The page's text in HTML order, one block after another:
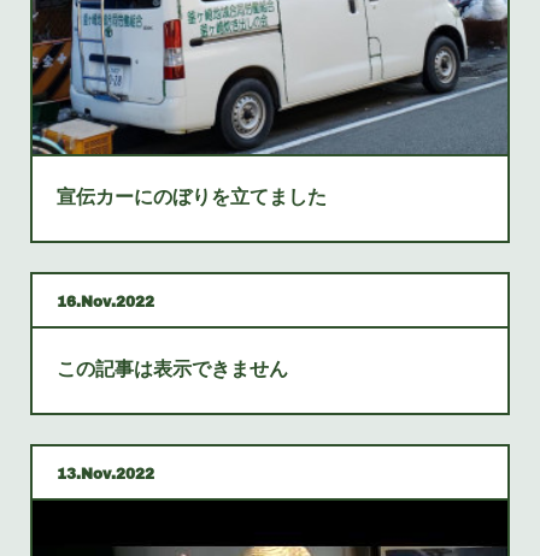
宣伝カーにのぼりを立てました
16 Nov 2022
この記事は表示できません
13 Nov 2022